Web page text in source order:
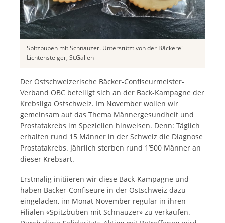
Spitzbuben mit Schnauzer. Unterstützt von der Bäckerei
Lichtensteiger, St.Gallen
Der Ostschweizerische Bäcker-Confiseurmeister-
Verband OBC beteiligt sich an der Back-Kampagne der
Krebsliga Ostschweiz. Im November wollen wir
gemeinsam auf das Thema Männergesundheit und
Prostatakrebs im Speziellen hinweisen. Denn: Täglich
erhalten rund 15 Männer in der Schweiz die Diagnose
Prostatakrebs. Jährlich sterben rund 1’500 Männer an
dieser Krebsart.
Erstmalig initiieren wir diese Back-Kampagne und
haben Bäcker-Confiseure in der Ostschweiz dazu
eingeladen, im Monat November regulär in ihren
Filialen «Spitzbuben mit Schnauzer» zu verkaufen.